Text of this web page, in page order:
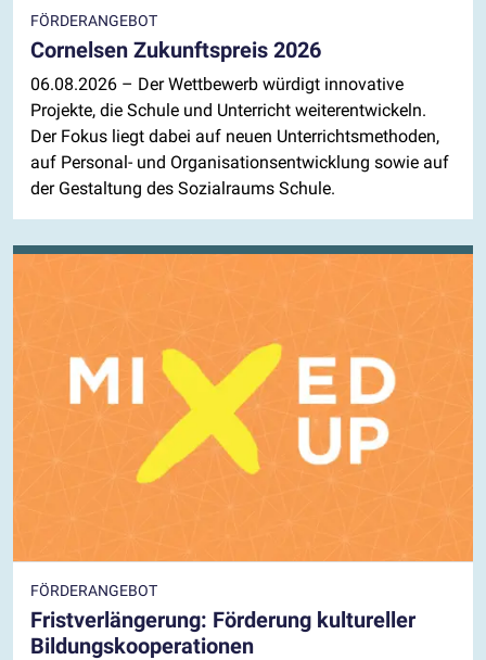
FÖRDERANGEBOT
Cornelsen Zukunftspreis 2026
06.08.2026 – Der Wettbewerb würdigt innovative
Projekte, die Schule und Unterricht weiterentwickeln.
Der Fokus liegt dabei auf neuen Unterrichtsmethoden,
auf Personal- und Organisationsentwicklung sowie auf
der Gestaltung des Sozialraums Schule.
FÖRDERANGEBOT
Fristverlängerung: Förderung kultureller
Bildungskooperationen